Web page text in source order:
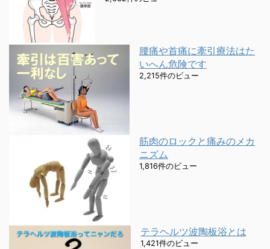
腰痛や首痛に牽引療法はた
いへん危険です
2,215件のビュー
筋肉のロックと痛みのメカ
ニズム
1,816件のビュー
テラヘルツ波陶板浴とは
1,421件のビュー